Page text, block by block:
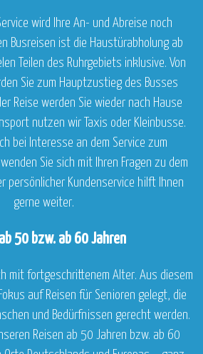
wird Ihre An- und Abreise noch
Busreisen ist die Haustürabholung ab
Teilen des Ruhrgebiets inklusive. Von
Sie zum Hauptzustieg des Busses
Reise werden Sie wieder nach Hause
nutzen wir Taxis oder Kleinbusse.
bei Interesse an dem Service zum
Sie sich mit Ihren Fragen zu dem
persönlicher Kundenservice hilft Ihnen
gerne weiter.
50 bzw. ab 60 Jahren
mit fortgeschrittenem Alter. Aus diesem
auf Reisen für Senioren gelegt, die
und Bedürfnissen gerecht werden.
Reisen ab 50 Jahren bzw. ab 60